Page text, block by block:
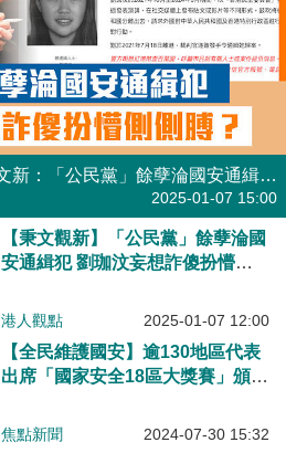
【短片】【有聲專欄】梁文新：「公民黨」餘孽淪國安通緝犯 劉珈汶妄想詐傻扮懵側側膊？
2025-01-07 15:00
【秉文觀新】「公民黨」餘孽淪國
安通緝犯 劉珈汶妄想詐傻扮懵側
港人觀點 2025-01-07 12:00
【全民維護國安】逾130地區代表
出席「國家安全18區大獎賽」頒獎
賽 「最具人氣獎」大埔區奪冠 83
焦點新聞 2024-07-30 15:32